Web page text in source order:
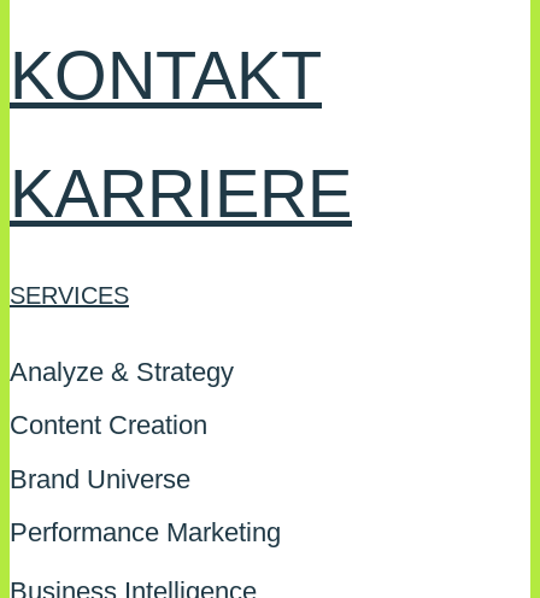
KONTAKT
KARRIERE
SERVICES
Analyze & Strategy
Content Creation
Brand Universe
Performance Marketing
Business Intelligence